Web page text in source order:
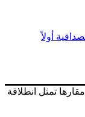
تمثل انطلاقة